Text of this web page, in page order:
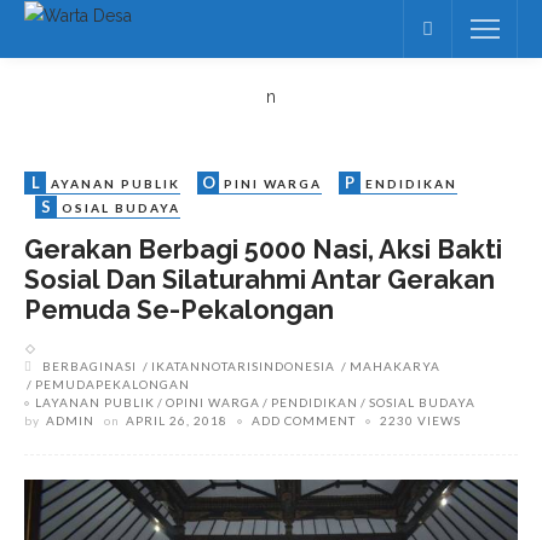
n
L AYANAN PUBLIK O PINI WARGA P ENDIDIKAN
S OSIAL BUDAYA
Gerakan Berbagi 5000 Nasi, Aksi Bakti
Sosial Dan Silaturahmi Antar Gerakan
Pemuda Se-Pekalongan
BERBAGINASI IKATANNOTARISINDONESIA
MAHAKARYA
PEMUDAPEKALONGAN
LAYANAN PUBLIK
OPINI WARGA PENDIDIKAN
SOSIAL BUDAYA
by ADMIN on APRIL 26, 2018 ADD COMMENT 2230 VIEWS